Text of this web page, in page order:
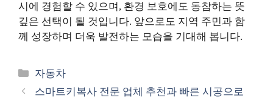
시에 경험할 수 있으며, 환경 보호에도 동참하는 뜻
깊은 선택이 될 것입니다. 앞으로도 지역 주민과 함
께 성장하며 더욱 발전하는 모습을 기대해 봅니다.
카
테
자동차
스마트키복사 전문 업체 추천과 빠른 시공으로